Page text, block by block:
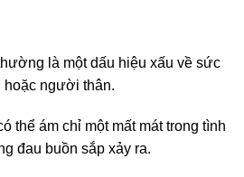
là một dấu hiệu xấu về sức
hoặc người thân.
thể ám chỉ một mất mát trong tình
đau buồn sắp xảy ra.